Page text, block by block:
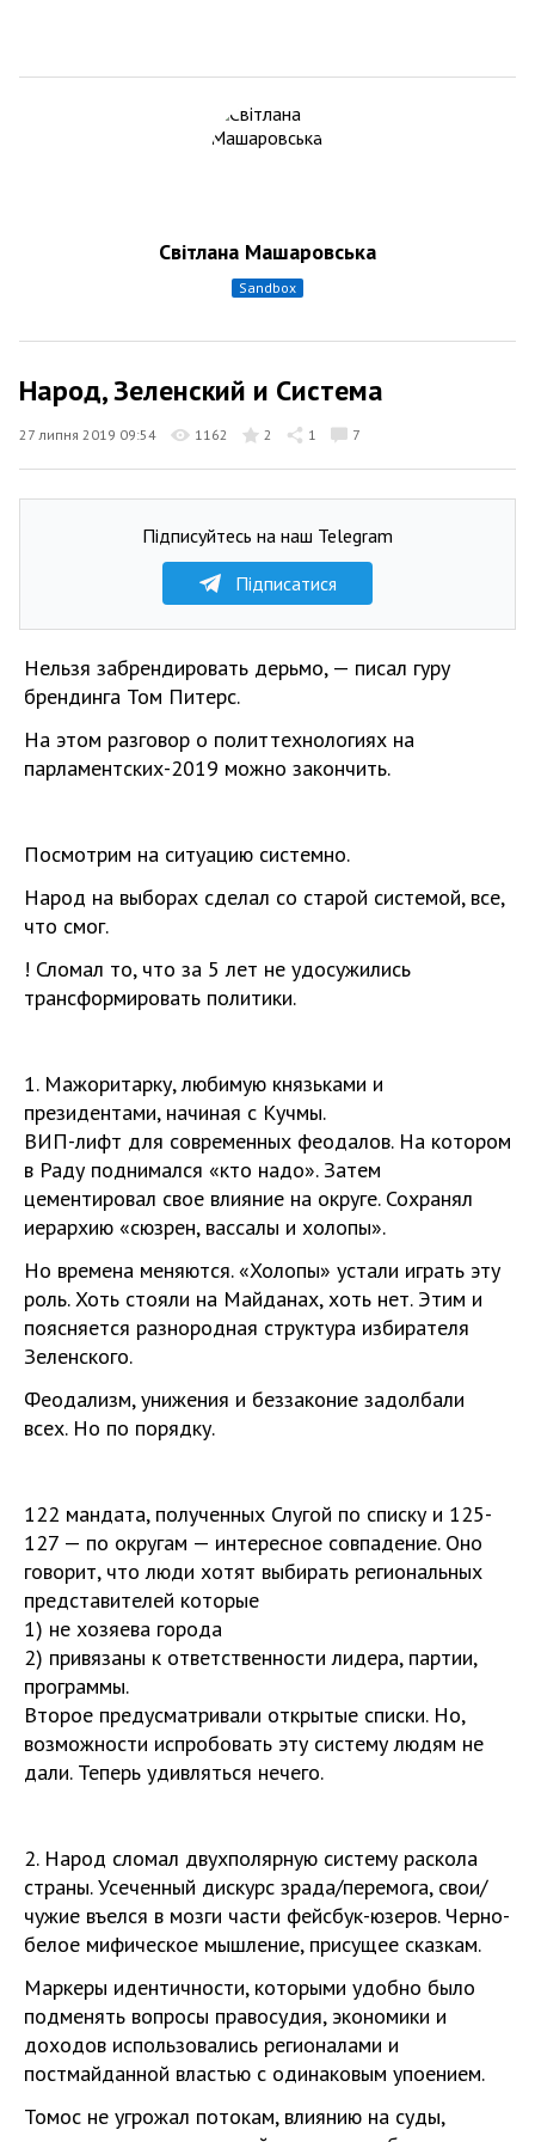
Світлана Машаровська
sandbox
Народ, Зеленский и Система
27 липня 2019 09:54 1162 2 1 7
Підписуйтесь на наш Telegram
Підписатися
Нельзя забрендировать дерьмо, — писал гуру
брендинга Том Питерс.
На этом разговор о политтехнологиях на
парламентских-2019 можно закончить.
Посмотрим на ситуацию системно.
Народ на выборах сделал со старой системой, все,
что смог.
! Сломал то, что за 5 лет не удосужились
трансформировать политики.
1. Мажоритарку, любимую князьками и
президентами, начиная с Кучмы.
ВИП-лифт для современных феодалов. На котором
в Раду поднимался «кто надо». Затем
цементировал свое влияние на округе. Сохранял
иерархию «сюзрен, вассалы и холопы».
Но времена меняются. «Холопы» устали играть эту
роль. Хоть стояли на Майданах, хоть нет. Этим и
поясняется разнородная структура избирателя
Зеленского.
Феодализм, унижения и беззаконие задолбали
всех. Но по порядку.
122 мандата, полученных Слугой по списку и 125-
127 — по округам — интересное совпадение. Оно
говорит, что люди хотят выбирать региональных
представителей которые
1) не хозяева города
2) привязаны к ответственности лидера, партии,
программы.
Второе предусматривали открытые списки. Но,
возможности испробовать эту систему людям не
дали. Теперь удивляться нечего.
2. Народ сломал двухполярную систему раскола
страны. Усеченный дискурс зрада/перемога, свои/
чужие въелся в мозги части фейсбук-юзеров. Черно-
белое мифическое мышление, присущее сказкам.
Маркеры идентичности, которыми удобно было
подменять вопросы правосудия, экономики и
доходов использовались регионалами и
постмайданной властью с одинаковым упоением.
Томос не угрожал потокам, влиянию на суды,